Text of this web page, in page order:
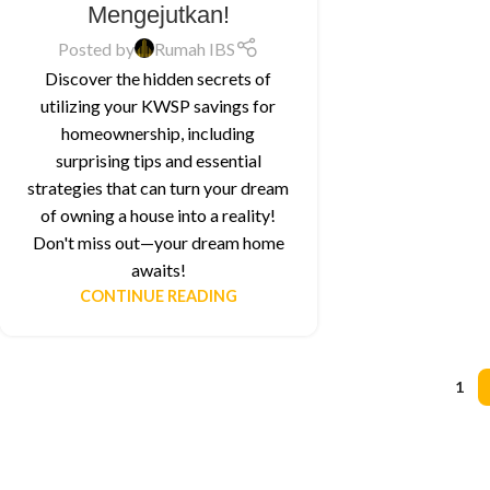
Mengejutkan!
Posted by
Rumah IBS
Discover the hidden secrets of
utilizing your KWSP savings for
homeownership, including
surprising tips and essential
strategies that can turn your dream
of owning a house into a reality!
Don't miss out—your dream home
awaits!
CONTINUE READING
1